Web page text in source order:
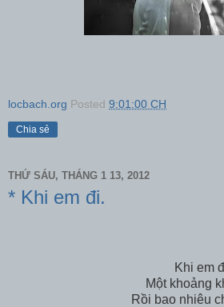
locbach.org Posted 9:01:00 CH
Chia sẻ
THỨ SÁU, THÁNG 1 13, 2012
* Khi em đi.
Khi em
Một khoảng
Rồi bao nhiêu